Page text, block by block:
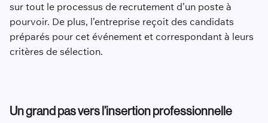
sur tout le processus de recrutement d’un poste à
pourvoir. De plus, l’entreprise reçoit des candidats
préparés pour cet événement et correspondant à leurs
critères de sélection.
Un grand pas vers l’insertion professionnelle